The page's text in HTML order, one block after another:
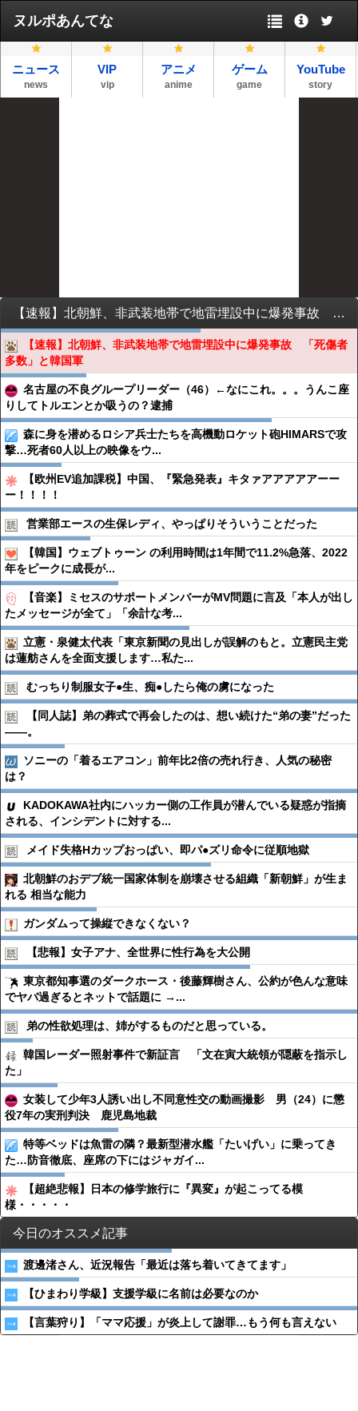
ヌルポあんてな
ニュース
news
VIP
vip
アニメ
anime
ゲーム
game
YouTube
story
【速報】北朝鮮、非武装地帯で地雷埋設中に爆発事故 「死傷者多数」と韓国軍
【速報】北朝鮮、非武装地帯で地雷埋設中に爆発事故 「死傷者
多数」と韓国軍
名古屋の不良グループリーダー（46）←なにこれ。。。うんこ座
りしてトルエンとか吸うの？逮捕
森に身を潜めるロシア兵士たちを高機動ロケット砲HIMARSで攻
撃…死者60人以上の映像をウ...
【欧州EV追加課税】中国、『緊急発表』キタァアアアアアーー
ー！！！！
営業部エースの生保レディ、やっぱりそういうことだった
【韓国】ウェブトゥーン の利用時間は1年間で11.2%急落、2022
年をピークに成長が...
【音楽】ミセスのサポートメンバーがMV問題に言及「本人が出し
たメッセージが全て」「余計な考...
立憲・泉健太代表「東京新聞の見出しが誤解のもと。立憲民主党
は蓮舫さんを全面支援します…私た...
むっちり制服女子●︎生、痴●︎したら俺の虜になった
【同人誌】弟の葬式で再会したのは、想い続けた“弟の妻”だった
――。
ソニーの「着るエアコン」前年比2倍の売れ行き、人気の秘密
は？
KADOKAWA社内にハッカー側の工作員が潜んでいる疑惑が指摘
される、インシデントに対する...
メイド失格Hカップおっぱい、即パ●︎ズリ命令に従順地獄
北朝鮮のおデブ統一国家体制を崩壊させる組織「新朝鮮」が生ま
れる 相当な能力
ガンダムって操縦できなくない？
【悲報】女子アナ、全世界に性行為を大公開
東京都知事選のダークホース・後藤輝樹さん、公約が色んな意味
でヤバ過ぎるとネットで話題に →...
弟の性欲処理は、姉がするものだと思っている。
韓国レーダー照射事件で新証言 「文在寅大統領が隠蔽を指示し
た」
女装して少年3人誘い出し不同意性交の動画撮影 男（24）に懲
役7年の実刑判決 鹿児島地裁
特等ベッドは魚雷の隣？最新型潜水艦「たいげい」に乗ってき
た…防音徹底、座席の下にはジャガイ...
【超絶悲報】日本の修学旅行に『異変』が起こってる模
様・・・・・
今日のオススメ記事
渡邊渚さん、近況報告「最近は落ち着いてきてます」
【ひまわり学級】支援学級に名前は必要なのか
【言葉狩り】「ママ応援」が炎上して謝罪…もう何も言えない